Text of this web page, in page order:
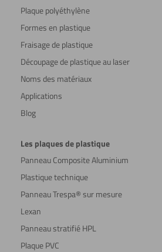
Plaque polyéthylène
Formes en plastique
Fraisage de plastique
Découpage de plastique au laser
Noms des matériaux
Applications
Blog
Les plaques de plastique
Panneau Composite Aluminium
Plastique technique
Panneau Trespa® sur mesure
Lexan
Panneau stratifié HPL
Plaque PVC